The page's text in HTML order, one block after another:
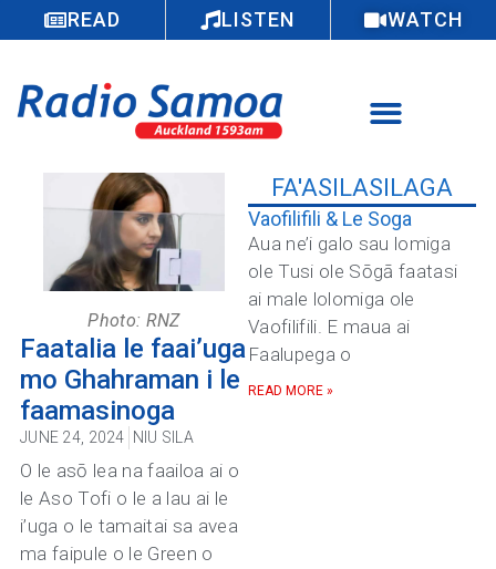
READ LISTEN WATCH
Photo: RNZ
Faatalia le faai’uga
mo Ghahraman i le
faamasinoga
JUNE 24, 2024 NIU SILA
O le asō lea na faailoa ai o
le Aso Tofi o le a lau ai le
i’uga o le tamaitai sa avea
ma faipule o le Green o
FA'ASILASILAGA
Vaofilifili & Le Soga
Aua ne’i galo sau lomiga
ole Tusi ole Sōgā faatasi
ai male lolomiga ole
Vaofilifili. E maua ai
Faalupega o
READ MORE »